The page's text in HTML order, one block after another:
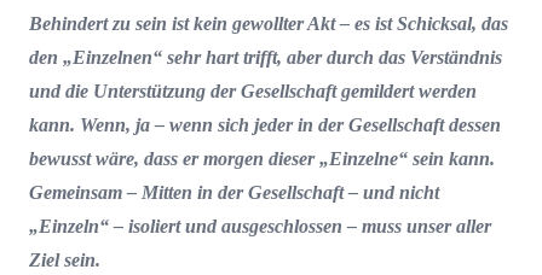
Behindert zu sein ist kein gewollter Akt – es ist Schicksal, das
den „Einzelnen“ sehr hart trifft, aber durch das Verständnis
und die Unterstützung der Gesellschaft gemildert werden
kann. Wenn, ja – wenn sich jeder in der Gesellschaft dessen
bewusst wäre, dass er morgen dieser „Einzelne“ sein kann.
Gemeinsam – Mitten in der Gesellschaft – und nicht
„Einzeln“ – isoliert und ausgeschlossen – muss unser aller
Ziel sein.